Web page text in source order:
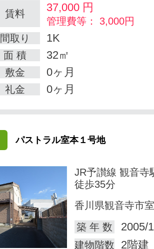
賃料 37,000 円
管理費等： 3,000円
間取り
1K
面 積 32㎡
敷金 0ヶ月
礼金 0ヶ月
パストラル室本１号地
JR予讃線 観音寺
徒歩35分
香川県観音寺市
築 年 数
2005/
建物階数 2階建